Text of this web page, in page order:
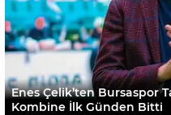
Enes Çelik’ten Bursaspor
Kombine İlk Günden Bitti